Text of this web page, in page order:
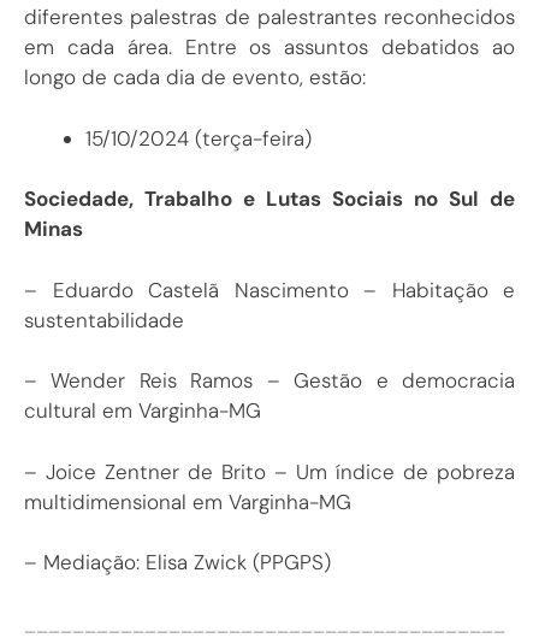
diferentes palestras de palestrantes reconhecidos
em cada área. Entre os assuntos debatidos ao
longo de cada dia de evento, estão:
15/10/2024 (terça-feira)
Sociedade, Trabalho e Lutas Sociais no Sul de
Minas
– Eduardo Castelã Nascimento – Habitação e
sustentabilidade
– Wender Reis Ramos – Gestão e democracia
cultural em Varginha-MG
– Joice Zentner de Brito – Um índice de pobreza
multidimensional em Varginha-MG
– Mediação: Elisa Zwick (PPGPS)